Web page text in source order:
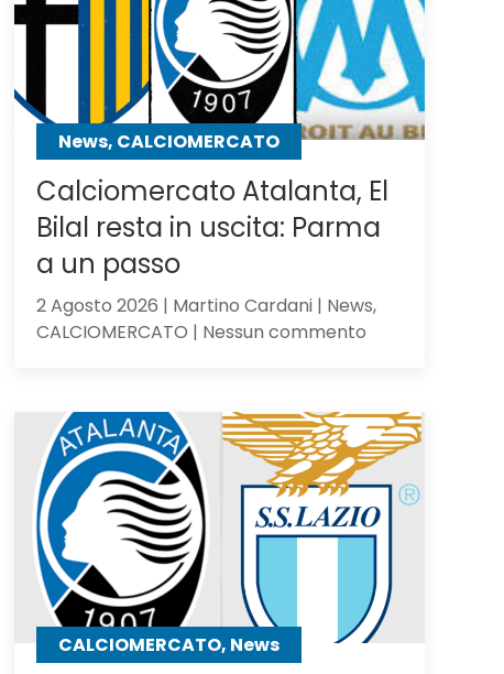
News, CALCIOMERCATO
Calciomercato Atalanta, El
Bilal resta in uscita: Parma
a un passo
2 Agosto 2026 | Martino Cardani | News,
CALCIOMERCATO | Nessun commentosu
El
Bilal
resta
in
uscita:
Parma
un
passo
CALCIOMERCATO, News